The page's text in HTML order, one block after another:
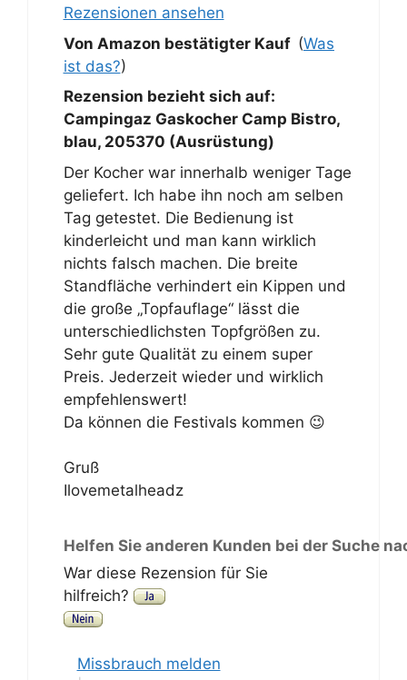
Rezensionen ansehen
Von Amazon bestätigter Kauf (Was
ist das?)
Rezension bezieht sich auf:
Campingaz Gaskocher Camp Bistro,
blau, 205370 (Ausrüstung)
Der Kocher war innerhalb weniger Tage
geliefert. Ich habe ihn noch am selben
Tag getestet. Die Bedienung ist
kinderleicht und man kann wirklich
nichts falsch machen. Die breite
Standfläche verhindert ein Kippen und
die große „Topfauflage“ lässt die
unterschiedlichsten Topfgrößen zu.
Sehr gute Qualität zu einem super
Preis. Jederzeit wieder und wirklich
empfehlenswert!
Da können die Festivals kommen 😉
Gruß
Ilovemetalheadz
Helfen Sie anderen Kunden bei der Suche
War diese Rezension für Sie
hilfreich?
Missbrauch melden